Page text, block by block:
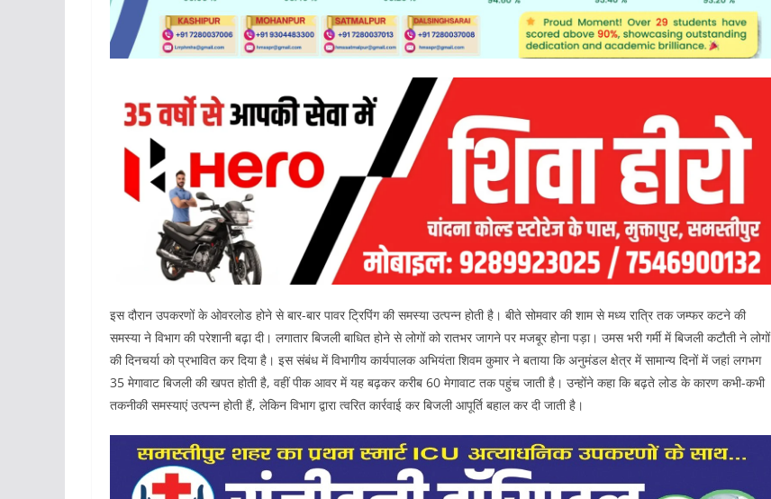
इस दौरान उपकरणों के ओवरलोड होने से बार-बार पावर ट्रिपिंग की समस्या उत्पन्न होती है। बीते सोमवार की शाम से मध्य रात्रि तक जम्फर कटने की
समस्या ने विभाग की परेशानी बढ़ा दी। लगातार बिजली बाधित होने से लोगों को रातभर जागने पर मजबूर होना पड़ा। उमस भरी गर्मी में बिजली कटौती ने लोगों
की दिनचर्या को प्रभावित कर दिया है। इस संबंध में विभागीय कार्यपालक अभियंता शिवम कुमार ने बताया कि अनुमंडल क्षेत्र में सामान्य दिनों में जहां लगभग
35 मेगावाट बिजली की खपत होती है, वहीं पीक आवर में यह बढ़कर करीब 60 मेगावाट तक पहुंच जाती है। उन्होंने कहा कि बढ़ते लोड के कारण कभी-कभी
तकनीकी समस्याएं उत्पन्न होती हैं, लेकिन विभाग द्वारा त्वरित कार्रवाई कर बिजली आपूर्ति बहाल कर दी जाती है।